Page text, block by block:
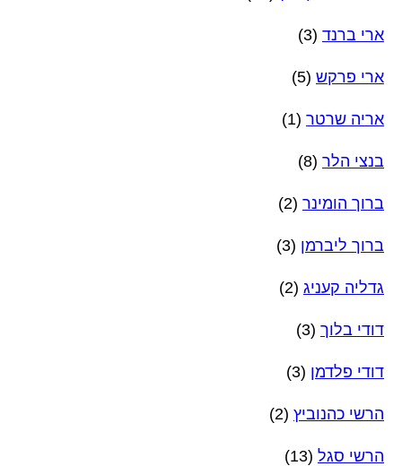
ארי ברנד (3)
ארי פרקש (5)
אריה שרטר (1)
בנצי הלר (8)
ברוך הומינר (2)
ברוך ליברמן (3)
גדליה קעניג (2)
דודי בלוך (3)
דודי פלדמן (3)
הרשי כהנוביץ (2)
הרשי סגל (13)